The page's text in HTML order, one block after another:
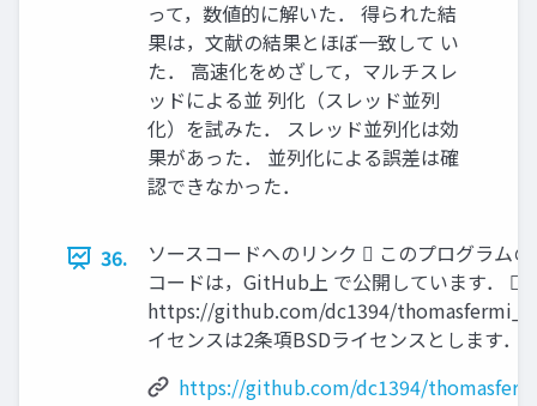
って，数値的に解いた． 得られた結
果は，文献の結果とほぼ一致して い
た． 高速化をめざして，マルチスレ
ッドによる並 列化（スレッド並列
化）を試みた． スレッド並列化は効
果があった． 並列化による誤差は確
認できなかった．
36.
ソースコードへのリンク  このプログラム
コードは，GitHub上 で公開しています．  
https://github.com/dc1394/
イセンスは2条項BSDライセンスとします．
https://github.com/dc1394/